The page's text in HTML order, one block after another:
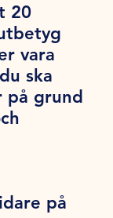
20
vara
ska
på grund
på